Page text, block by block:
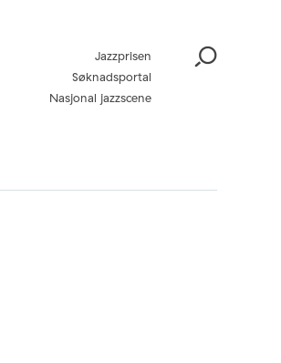
Jazzprisen
Søknadsportal
Nasjonal jazzscene